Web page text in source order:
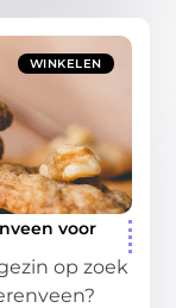
WINKELEN
voor
op zoek